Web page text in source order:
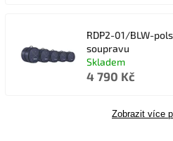
RDP2-01/BLW-
soupravu
Skladem
4 790 Kč
Zobrazit více